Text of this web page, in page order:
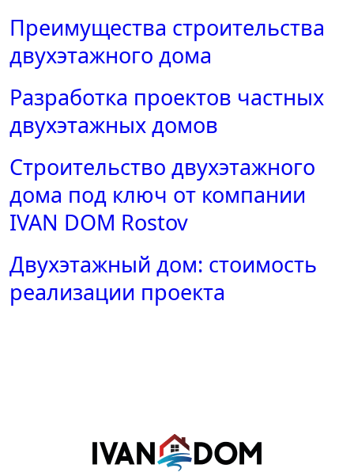
Преимущества строительства
двухэтажного дома
Разработка проектов частных
двухэтажных домов
Строительство двухэтажного
дома под ключ от компании
IVAN DOM Rostov
Двухэтажный дом: стоимость
реализации проекта